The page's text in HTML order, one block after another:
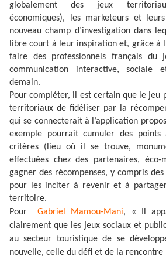
globalement des jeux
économiques), les marketeurs et
nouveau champ d’investigation dans
libre court à leur inspiration et, grâce à
faire des professionnels français du
communication interactive, sociale
demain.
Pour compléter, il est certain que le jeu
territoriaux de fidéliser par la
qui se connecterait à l’application
exemple pourrait cumuler des
critères (lieu où il se trouve,
effectuées chez des partenaires,
gagner des récompenses, y compris
pour les inciter à revenir et à
territoire.
Pour
Gabriel Mamou-Mani, « Il
clairement que les jeux sociaux et
au secteur touristique de se
nouvelle, celle du défi et de la rencontre